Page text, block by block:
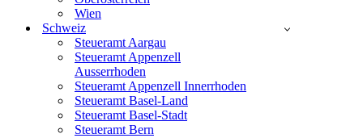
Wien
Schweiz
Steueramt Aargau
Steueramt Appenzell
Ausserrhoden
Steueramt Appenzell Innerrhoden
Steueramt Basel-Land
Steueramt Basel-Stadt
Steueramt Bern